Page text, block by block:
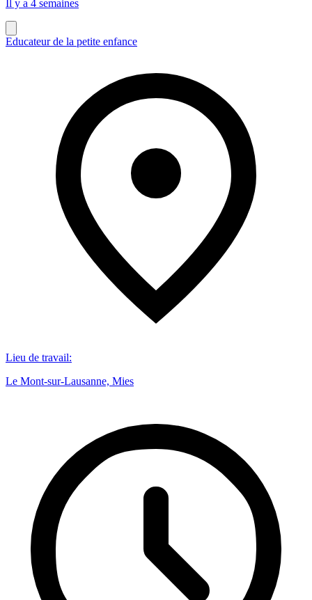
Il y a 4 semaines
Educateur de la petite enfance
Lieu de travail:
Le Mont-sur-Lausanne, Mies